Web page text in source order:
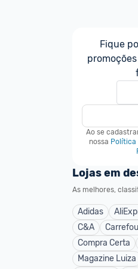
Fique
Ao se
nossa Política
Lojas em
As melhores,
Adidas
C&A
Compra Certa
Magazine Luiza